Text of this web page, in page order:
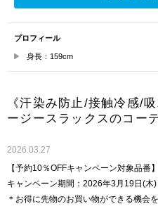
プロフィール
身長：159cm
《汗染み防止/接触冷感/
ージースラックスのコー
2026.03.27
【予約10％OFFキャンペーン対象品番】
キャンペーン期間：2026年3月19日(
＊お得に先物のお買い物ができる機会